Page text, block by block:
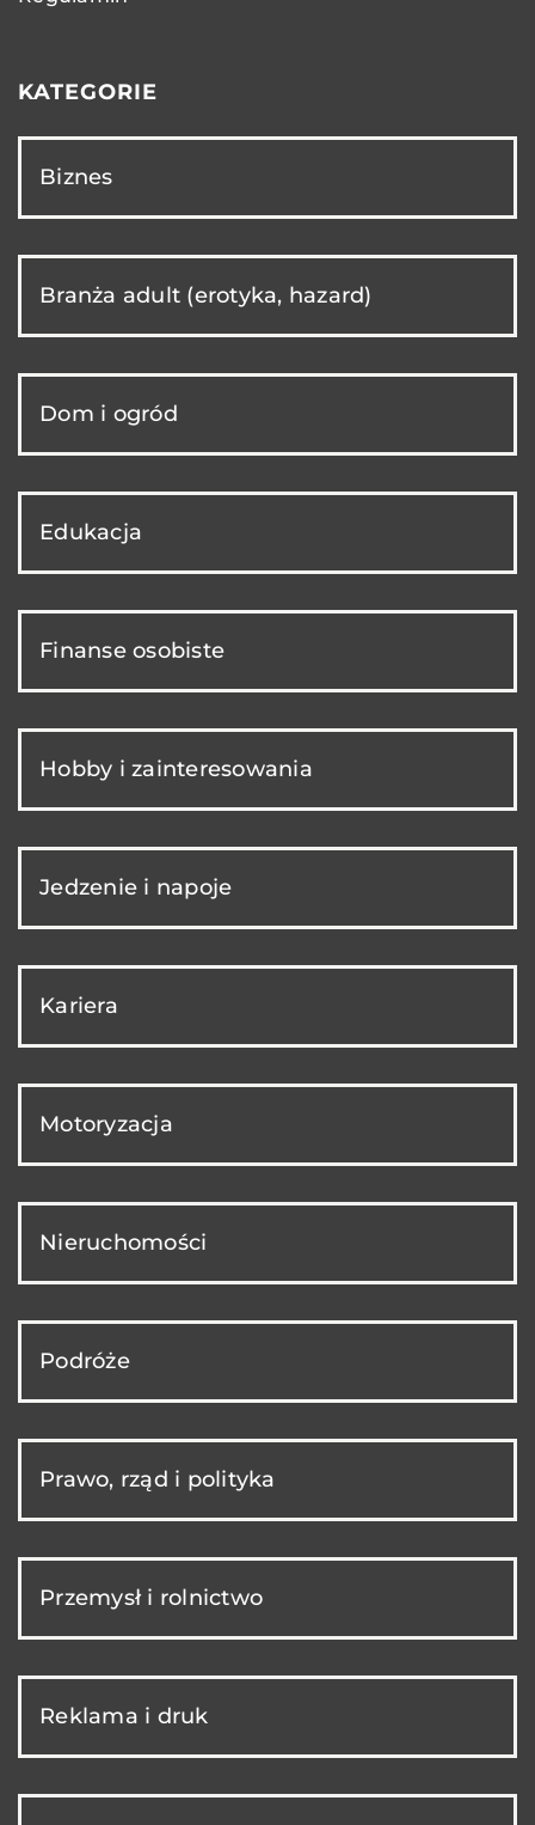
KATEGORIE
Biznes
Branża adult (erotyka, hazard)
Dom i ogród
Edukacja
Finanse osobiste
Hobby i zainteresowania
Jedzenie i napoje
Kariera
Motoryzacja
Nieruchomości
Podróże
Prawo, rząd i polityka
Przemysł i rolnictwo
Reklama i druk